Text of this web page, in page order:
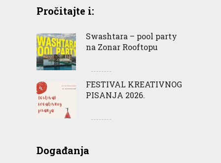
Pročitajte i:
Swashtara – pool party
na Zonar Rooftopu
FESTIVAL KREATIVNOG
PISANJA 2026.
Događanja